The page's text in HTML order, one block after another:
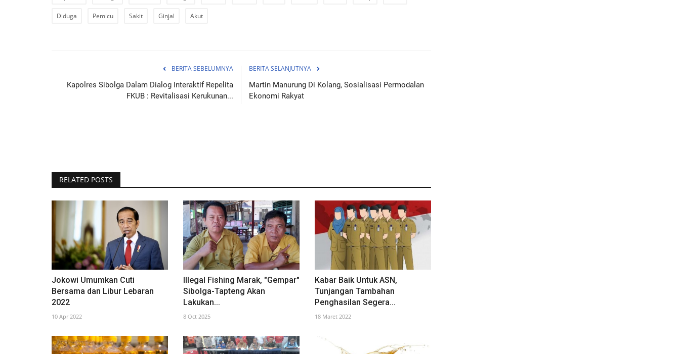
Diduga Pemicu Sakit Ginjal Akut
BERITA SEBELUMNYA
Kapolres Sibolga Dalam Dialog Interaktif Repelita
FKUB : Revitalisasi Kerukunan...
BERITA SELANJUTNYA
Martin Manurung Di Kolang, Sosialisasi Permodalan
Ekonomi Rakyat
RELATED POSTS
Jokowi Umumkan Cuti
Bersama dan Libur Lebaran
2022
10 Apr 2022
Illegal Fishing Marak, "Gempar"
Sibolga-Tapteng Akan
Lakukan...
8 Oct 2025
Kabar Baik Untuk ASN,
Tunjangan Tambahan
Penghasilan Segera...
18 Maret 2022